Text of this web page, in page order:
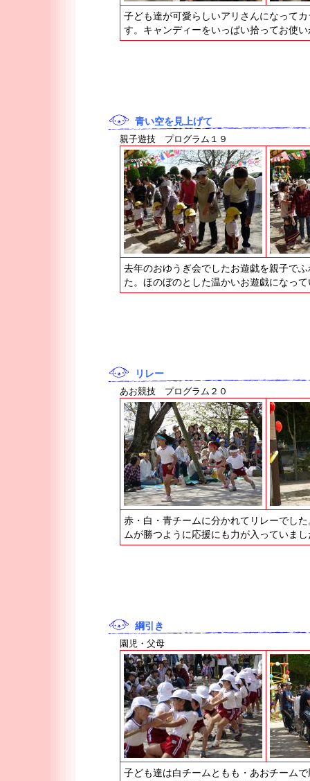
子ども達が可愛らしいアリさんになって
す。キャンディーをいっぱい拾ってお使
青い空を見上げて
親子遊技 プログラム１９
去年のおゆうぎ会でしたお遊戯を親子で
た。ほのぼのとした温かいお遊戯になっ
リレー
あお競技 プログラム２０
赤・白・青チームに分かれてリレーでし
ムが勝つように応援にも力が入っていま
綱引き
園児・父母
子ども達は白チームともも・あおチーム